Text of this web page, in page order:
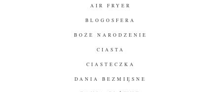
AIR FRYER
BLOGOSFERA
BOŻE NARODZENIE
CIASTA
CIASTECZKA
DANIA BEZMIĘSNE